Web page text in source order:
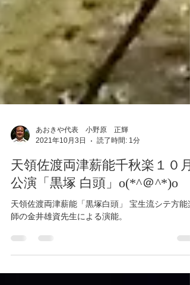
2021年10月3日
読了時間: 1分
天領佐渡両津薪能千秋楽１０月
公演「黒塚 白頭」o(*^＠^*)o
師の金井雄資先生による演能。